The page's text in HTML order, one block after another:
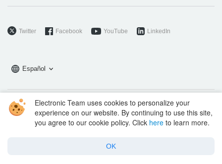
Electronic Team uses cookies to personalize your
experience on our website. By continuing to use this site,
you agree to our cookie policy. Click here to learn more.
OK
Twitter Facebook YouTube LinkedIn
Español
Copyright © 2026 Electronic Team, Inc., its affiliates and licensors.
Legal Information.
11890 Sunrise Valley Dr, Ste 111, Reston, VA 20191, USA • +12023358465 •